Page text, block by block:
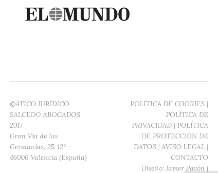
©ÁTICO JURÍDICO -
SALCEDO ABOGADOS
2017
Gran Vía de las
Germanías, 25. 12ª -
46006 Valencia (España)
POLÍTICA DE COOKIES |
POLÍTICA DE
PRIVACIDAD | POLÍTICA
DE PROTECCIÓN DE
DATOS | AVISO LEGAL |
CONTACTO
Diseño: Javier Pavón |